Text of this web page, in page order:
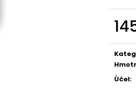
cena:
Účel: